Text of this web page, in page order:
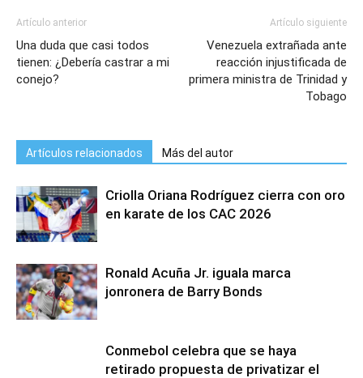
Artículo anterior
Una duda que casi todos
tienen: ¿Debería castrar a mi
conejo?
Artículo siguiente
Venezuela extrañada ante
reacción injustificada de
primera ministra de Trinidad y
Tobago
Artículos relacionados Más del autor
Criolla Oriana Rodríguez cierra con oro
en karate de los CAC 2026
Ronald Acuña Jr. iguala marca
jonronera de Barry Bonds
Conmebol celebra que se haya
retirado propuesta de privatizar el